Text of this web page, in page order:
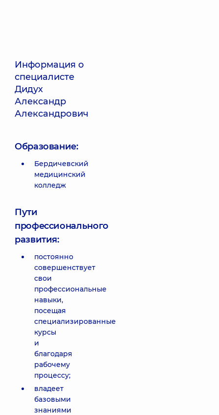
Информация о
специалисте
Дидух
Александр
Александрович
Образование:
Бердичевский
медицинский
колледж
Пути
профессионального
развития:
постоянно
совершенствует
свои
профессиональные
навыки,
посещая
специализированные
курсы
и
благодаря
рабочему
процессу;
владеет
базовыми
знаниями